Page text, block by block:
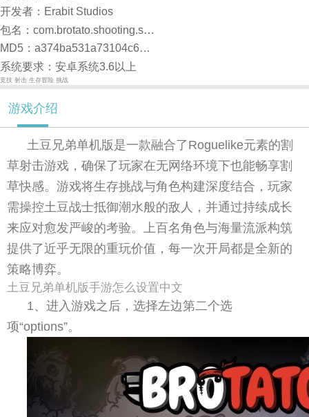
开发者：Erabit Studios
包名：com.brotato.shooting.survivors.action.roguelike
MD5：a374ba531a73104c6b1d7c389c784e49
系统要求：安卓系统3.6以上
竞技 射击 生存冒险 挑战
游戏介绍
土豆兄弟单机版是一款融合了Roguelike元素的割
草射击游戏，确保了玩家在无网络环境下也能畅享割
草快感。游戏将生存挑战与角色构建深度结合，玩家
需操控土豆战士抵御潮水般的敌人，并通过持续成长
来应对愈发严峻的考验。上百名角色与海量流派构筑
提供了近乎无限的重玩价值，每一次开局都是全新的
策略博弈。
土豆兄弟单机版手游怎么设置中文
1、进入游戏之后，选择左边第二个选
项“options”。